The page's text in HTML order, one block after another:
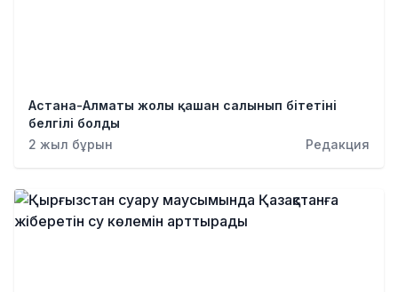
Астана-Алматы жолы қашан салынып бітетіні
белгілі болды
2 жыл бұрын
Редакция